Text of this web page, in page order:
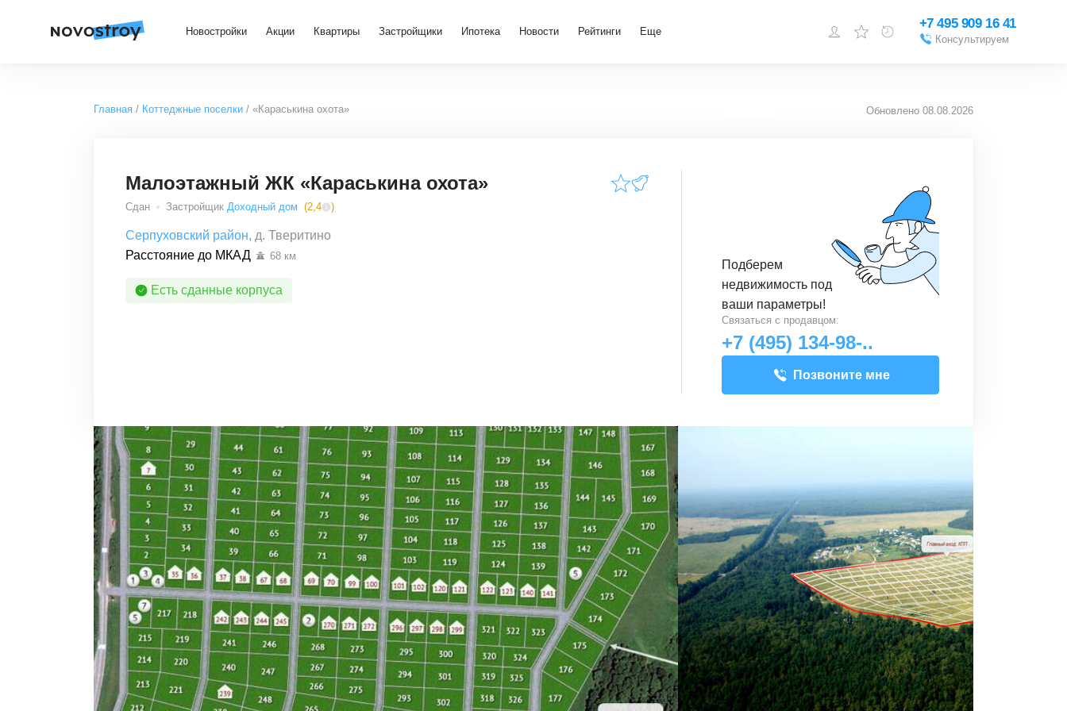
Новостройки Акции Квартиры Застройщики Ипотека Новости Рейтинги Еще
Добавить объект
+7 495 909 16 41
Консультируем
Главная Коттеджные поселки «Караськина охота» Обновлено 08.08.2026
Малоэтажный ЖК «Караськина охота»
Сдан Застройщик Доходный дом (2,4 )
Серпуховский район, д. Тверитино
Расстояние до МКАД 68 км
Есть сданные корпуса
Подберем
недвижимость под
ваши параметры!
Связаться с продавцом:
+7 (495) 134-98-..
Позвоните мне